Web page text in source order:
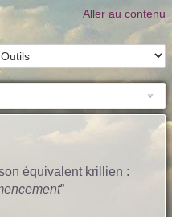
Aller au contenu
équivalent krillien :
”